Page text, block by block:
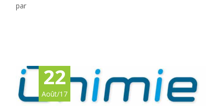
par
22
Août/17